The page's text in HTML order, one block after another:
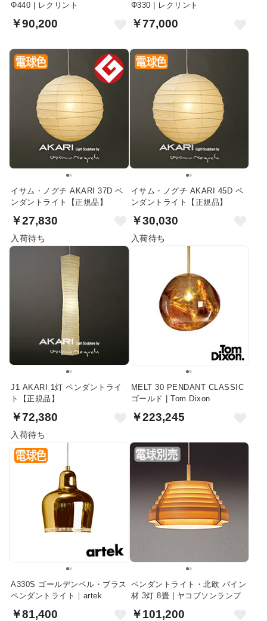
Φ440 | レクリント
￥90,200
Φ330 | レクリント
￥77,000
イサム・ノグチ AKARI 37D ペ
ンダントライト【正規品】
￥27,830
入荷待ち
イサム・ノグチ AKARI 45D ペ
ンダントライト【正規品】
￥30,030
入荷待ち
J1 AKARI 1灯 ペンダントライ
ト【正規品】
￥72,380
入荷待ち
MELT 30 PENDANT CLASSIC
ゴールド | Tom Dixon
￥223,245
A330S ゴールデンベル・ブラス
ペンダントライト｜artek
￥81,400
ペンダントライト・北欧 パイン
材 3灯 8畳 | ヤコブソンランプ
￥101,200